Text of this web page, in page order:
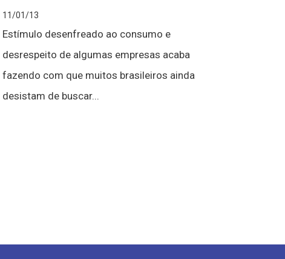
11/01/13
Estímulo desenfreado ao consumo e
desrespeito de algumas empresas acaba
fazendo com que muitos brasileiros ainda
desistam de buscar...